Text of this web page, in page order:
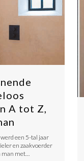
A tot Z,
een 5-tal jaar
en zaakvoerder
man met…